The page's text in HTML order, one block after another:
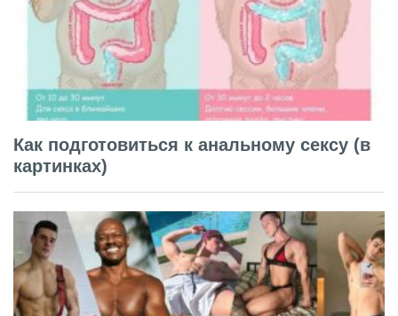
Как подготовиться к анальному сексу (в
картинках)